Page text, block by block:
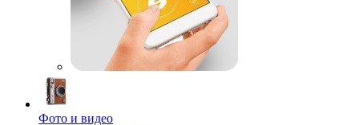
Фото и видео